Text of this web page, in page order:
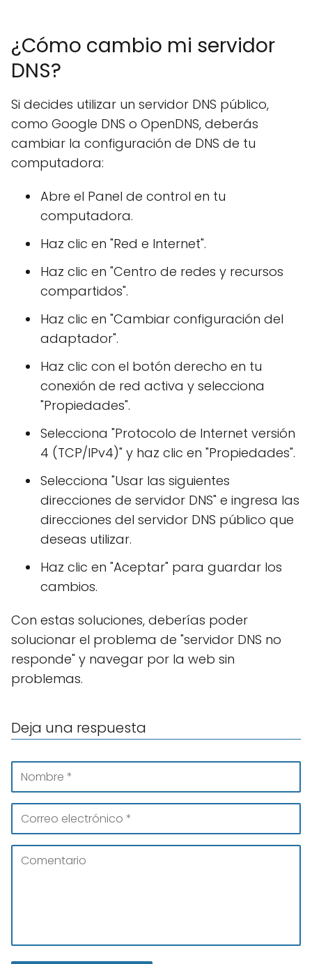
¿Cómo cambio mi servidor
DNS?
Si decides utilizar un servidor DNS público,
como Google DNS o OpenDNS, deberás
cambiar la configuración de DNS de tu
computadora:
Abre el Panel de control en tu
computadora.
Haz clic en "Red e Internet".
Haz clic en "Centro de redes y recursos
compartidos".
Haz clic en "Cambiar configuración del
adaptador".
Haz clic con el botón derecho en tu
conexión de red activa y selecciona
"Propiedades".
Selecciona "Protocolo de Internet versión
4 (TCP/IPv4)" y haz clic en "Propiedades".
Selecciona "Usar las siguientes
direcciones de servidor DNS" e ingresa las
direcciones del servidor DNS público que
deseas utilizar.
Haz clic en "Aceptar" para guardar los
cambios.
Con estas soluciones, deberías poder
solucionar el problema de "servidor DNS no
responde" y navegar por la web sin
problemas.
Deja una respuesta